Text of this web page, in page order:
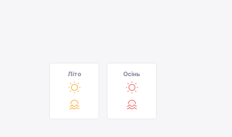
Літо Осінь